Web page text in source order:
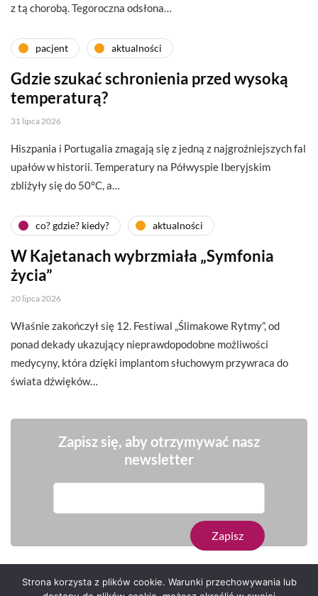
z tą chorobą. Tegoroczna odsłona…
pacjent aktualności
Gdzie szukać schronienia przed wysoką
temperaturą?
31 lipca 2026
Hiszpania i Portugalia zmagają się z jedną z najgroźniejszych fal
upałów w historii. Temperatury na Półwyspie Iberyjskim
zbliżyły się do 50°C, a…
co? gdzie? kiedy? aktualności
W Kajetanach wybrzmiała „Symfonia
życia”
20 lipca 2026
Właśnie zakończył się 12. Festiwal „Ślimakowe Rytmy”, od
ponad dekady ukazujący nieprawdopodobne możliwości
medycyny, która dzięki implantom słuchowym przywraca do
świata dźwięków…
Zapisz się, aby otrzymywać nasz
newsletter
Strona korzysta z plików cookie. Warunki przechowywania lub